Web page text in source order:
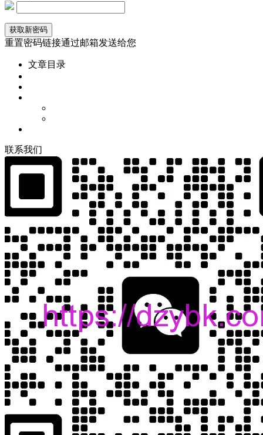
重置密码链接通过邮箱发送给您
文章目录
联系我们